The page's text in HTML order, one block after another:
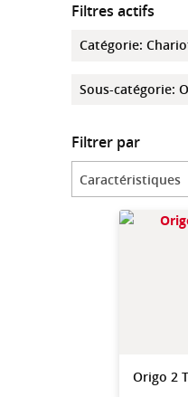
Filtres actifs
Catégorie:
Sous-catégorie:
Filtrer par
Category
Origo 2